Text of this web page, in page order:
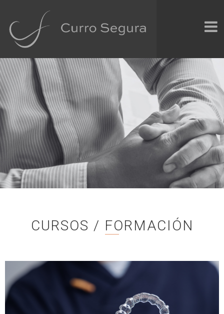
CURSOS / FORMACIÓN​